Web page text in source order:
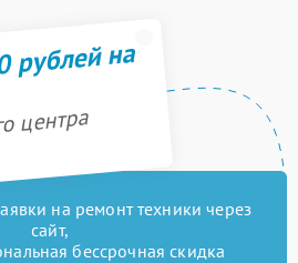
рублей на
центра
на ремонт техники через
сайт,
бессрочная скидка